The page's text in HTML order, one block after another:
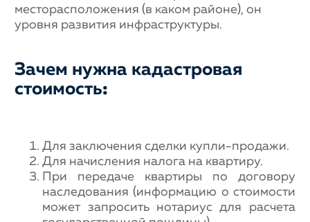
месторасположения (в каком районе), он
уровня развития инфраструктуры.
Зачем нужна кадастровая
стоимость:
Для заключения сделки купли-продажи.
Для начисления налога на квартиру.
При передаче квартиры по договору
наследования (информацию о стоимости
может запросить нотариус для расчета